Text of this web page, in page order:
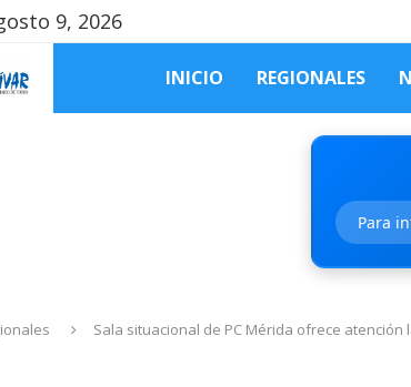
9, 2026
INICIO REGIONALES
Para
Sala situacional de PC Mérida ofrece atención